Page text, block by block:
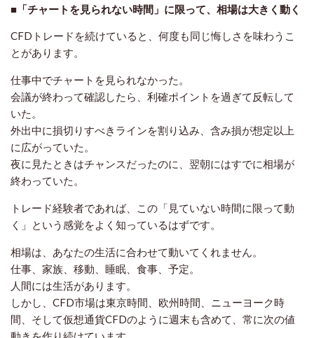
■「チャートを見られない時間」に限って、相場は大きく動く
CFDトレードを続けていると、何度も同じ悔しさを味わうこ
とがあります。
仕事中でチャートを見られなかった。
会議が終わって確認したら、利確ポイントを過ぎて反転して
いた。
外出中に損切りすべきラインを割り込み、含み損が想定以上
に広がっていた。
夜に見たときはチャンスだったのに、翌朝にはすでに相場が
終わっていた。
トレード経験者であれば、この「見ていない時間に限って動
く」という感覚をよく知っているはずです。
相場は、あなたの生活に合わせて動いてくれません。
仕事、家族、移動、睡眠、食事、予定。
人間には生活があります。
しかし、CFD市場は東京時間、欧州時間、ニューヨーク時
間、そして仮想通貨CFDのように週末も含めて、常に次の値